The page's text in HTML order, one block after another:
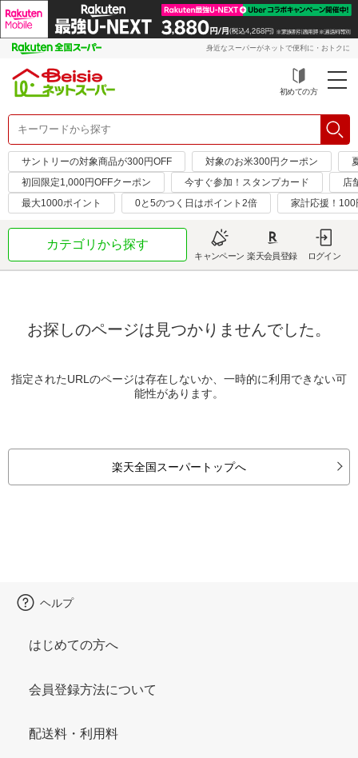
身近なスーパーがネットで便利に・おトクに
初めての方
サントリーの対象商品が300円OFF 対象のお米300円クーポン
初回限定1,000円OFFクーポン
今すぐ参加！スタンプカード
店
最大1000ポイント
0と5のつく日はポイント2倍 家計応援！
カテゴリから探す
キャンペーン 楽天会員登録 ログイン
お探しのページは見つかりませんでした。
指定されたURLのページは存在しないか、一時的に利用できない可
能性があります。
楽天全国スーパートップへ
ヘルプ
はじめての方へ
会員登録方法について
配送料・利用料